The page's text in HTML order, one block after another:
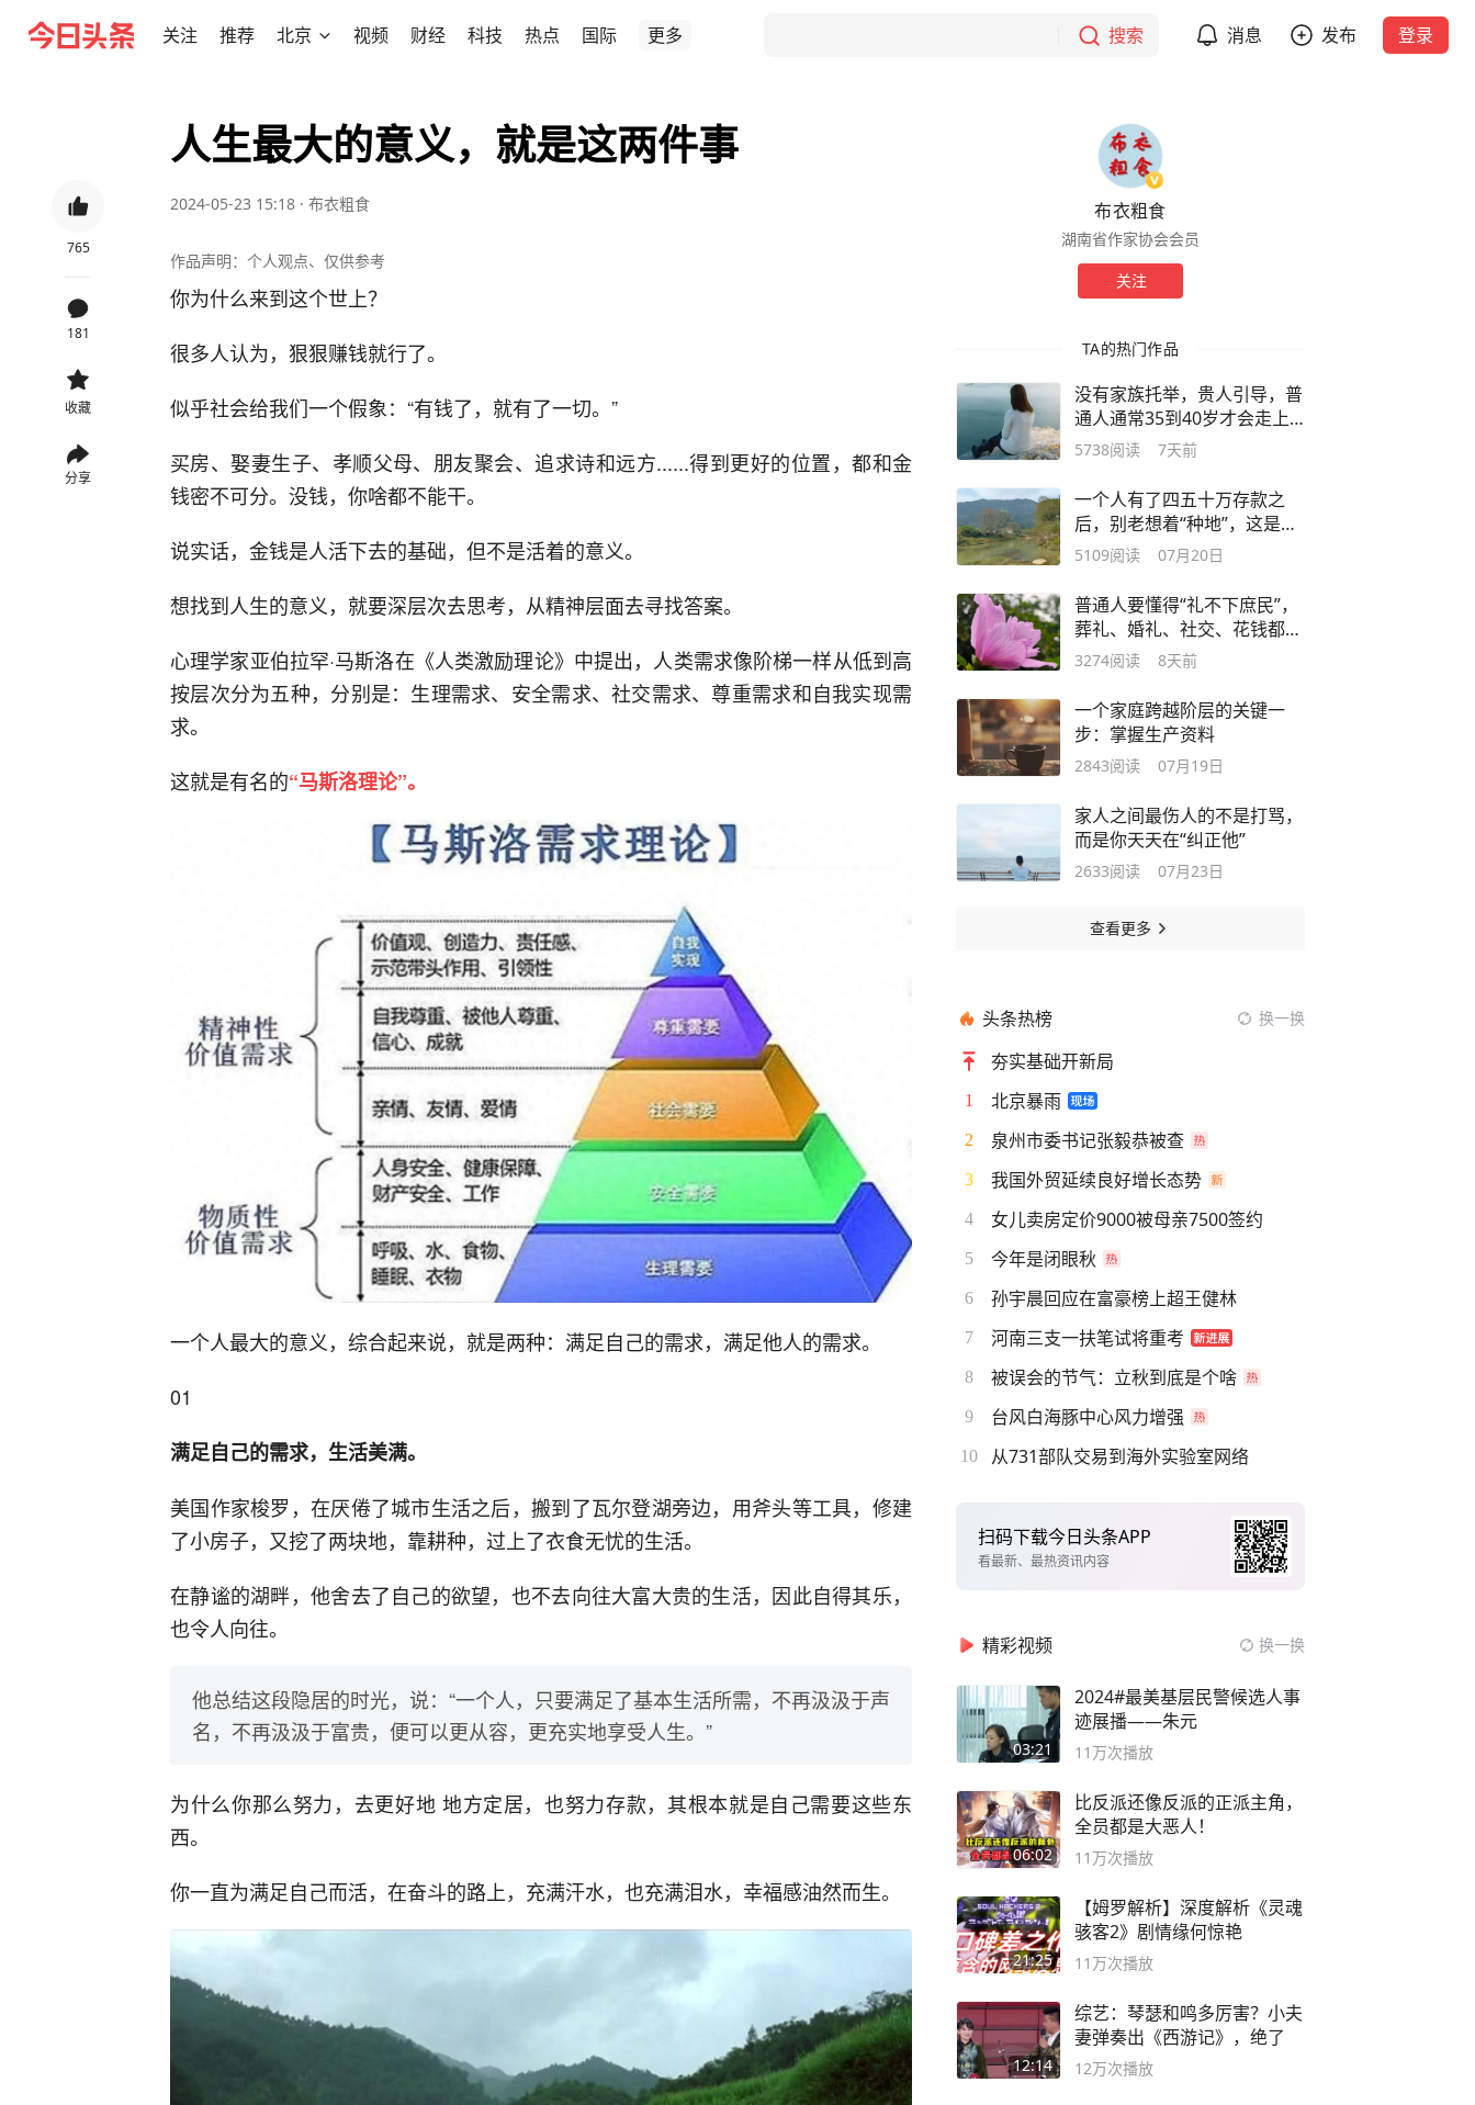
关注 推荐 北京 视频 财经 科技 热点 国际 更多 搜索 消息 发布 登录
765
181
收藏
分享
人生最大的意义，就是这两件事
2024-05-23 15:18 · 布衣粗食
作品声明：个人观点、仅供参考
你为什么来到这个世上？
很多人认为，狠狠赚钱就行了。
似乎社会给我们一个假象：“有钱了，就有了一切。”
买房、娶妻生子、孝顺父母、朋友聚会、追求诗和远方......得到更好的位置，都和金
钱密不可分。没钱，你啥都不能干。
说实话，金钱是人活下去的基础，但不是活着的意义。
想找到人生的意义，就要深层次去思考，从精神层面去寻找答案。
心理学家亚伯拉罕·马斯洛在《人类激励理论》中提出，人类需求像阶梯一样从低到高
按层次分为五种，分别是：生理需求、安全需求、社交需求、尊重需求和自我实现需
求。
这就是有名的“马斯洛理论”。
一个人最大的意义，综合起来说，就是两种：满足自己的需求，满足他人的需求。
01
满足自己的需求，生活美满。
美国作家梭罗，在厌倦了城市生活之后，搬到了瓦尔登湖旁边，用斧头等工具，修建
了小房子，又挖了两块地，靠耕种，过上了衣食无忧的生活。
在静谧的湖畔，他舍去了自己的欲望，也不去向往大富大贵的生活，因此自得其乐，
也令人向往。
他总结这段隐居的时光，说：“一个人，只要满足了基本生活所需，不再汲汲于声
名，不再汲汲于富贵，便可以更从容，更充实地享受人生。”
为什么你那么努力，去更好地 地方定居，也努力存款，其根本就是自己需要这些东
西。
你一直为满足自己而活，在奋斗的路上，充满汗水，也充满泪水，幸福感油然而生。
布衣粗食
湖南省作家协会会员
关注
TA的热门作品
没有家族托举，贵人引导，普
通人通常35到40岁才会走上
命运的正轨
5738阅读 7天前
一个人有了四五十万存款之
后，别老想着“种地”，这是很
烧钱的事
5109阅读 07月20日
普通人要懂得“礼不下庶民”，
葬礼、婚礼、社交、花钱都能
体现
3274阅读 8天前
一个家庭跨越阶层的关键一
步：掌握生产资料
2843阅读 07月19日
家人之间最伤人的不是打骂，
而是你天天在“纠正他”
2633阅读 07月23日
查看更多
头条热榜 换一换
夯实基础开新局
1 北京暴雨
2 泉州市委书记张毅恭被查
3 我国外贸延续良好增长态势
4 女儿卖房定价9000被母亲7500签约
5 今年是闭眼秋
6 孙宇晨回应在富豪榜上超王健林
7 河南三支一扶笔试将重考
8 被误会的节气：立秋到底是个啥
9 台风白海豚中心风力增强
10 从731部队交易到海外实验室网络
扫码下载今日头条APP
看最新、最热资讯内容
精彩视频 换一换
03:21
2024#最美基层民警候选人事
迹展播——朱元
11万次播放
06:02
比反派还像反派的正派主角，
全员都是大恶人！
11万次播放
21:25
【姆罗解析】深度解析《灵魂
骇客2》剧情缘何惊艳
11万次播放
12:14
综艺：琴瑟和鸣多厉害？小夫
妻弹奏出《西游记》，绝了
12万次播放